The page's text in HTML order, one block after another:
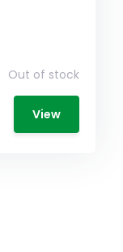
Out of stock
View